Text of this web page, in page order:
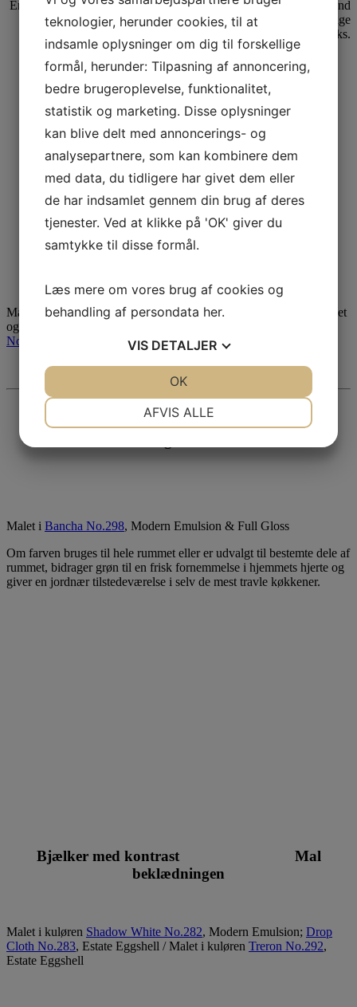
En frisk hvis og en blød grå skaber en vidunderlig, alsidig baggrund
for dagligdagen og sætter samtidig scenen for den tidlige
morgenkaffe og aftenens drinks.
Gulv-til-loft Miks væggen
Malet i kulørenPurbeck Stone No.275 , Estate Eggshell / Miks tapet
og maling for et mere moderne udtryk. Malet i kuløren
No.2005
, Estate Emulsion
Malet i Bancha No.298, Modern Emulsion & Full Gloss
Om farven bruges til hele rummet eller er udvalgt til bestemte dele af
rummet, bidrager grøn til en frisk fornemmelse i hjemmets hjerte og
giver en jordnær tilstedeværelse i selv de mest travle køkkener.
Bjælker med kontrast Mal
beklædningen
Malet i kuløren Shadow White No.282, Modern Emulsion; Drop
Cloth No.283, Estate Eggshell / Malet i kuløren Treron No.292,
Estate Eggshell
teknologier, herunder cookies, til at
indsamle oplysninger om dig til forskellige
formål, herunder: Tilpasning af annoncering,
bedre brugeroplevelse, funktionalitet,
statistik og marketing. Disse oplysninger
kan blive delt med annoncerings- og
analysepartnere, som kan kombinere dem
med data, du tidligere har givet dem eller
de har indsamlet gennem din brug af deres
tjenester. Ved at klikke på 'OK' giver du
samtykke til disse formål.
Læs mere om vores brug af cookies og
behandling af persondata her.
VIS DETALJER
AFVIS ALLE
OK